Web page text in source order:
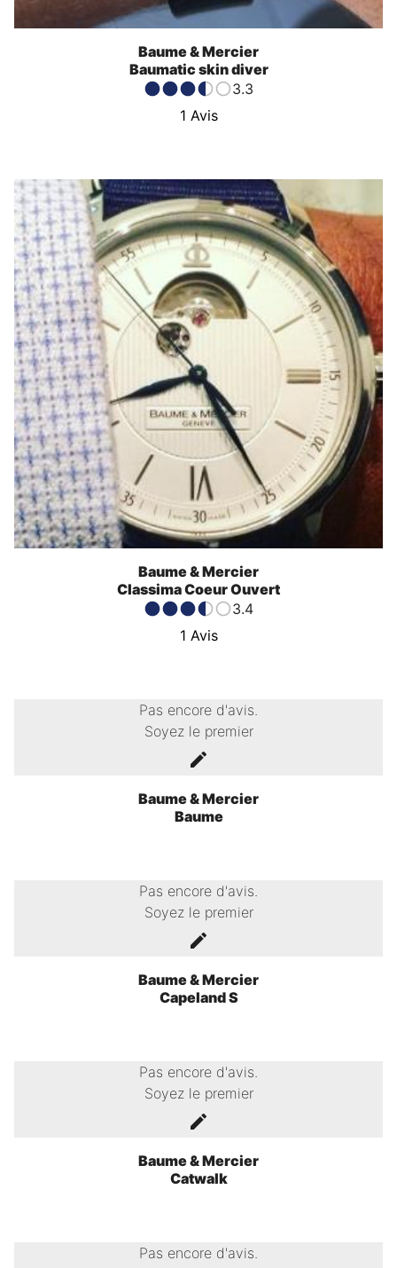
Baume & Mercier
Baumatic skin diver
3.3
1 Avis
Baume & Mercier
Classima Coeur Ouvert
3.4
1 Avis
Pas encore d'avis.
Soyez le premier
Baume & Mercier
Baume
Pas encore d'avis.
Soyez le premier
Baume & Mercier
Capeland S
Pas encore d'avis.
Soyez le premier
Baume & Mercier
Catwalk
Pas encore d'avis.